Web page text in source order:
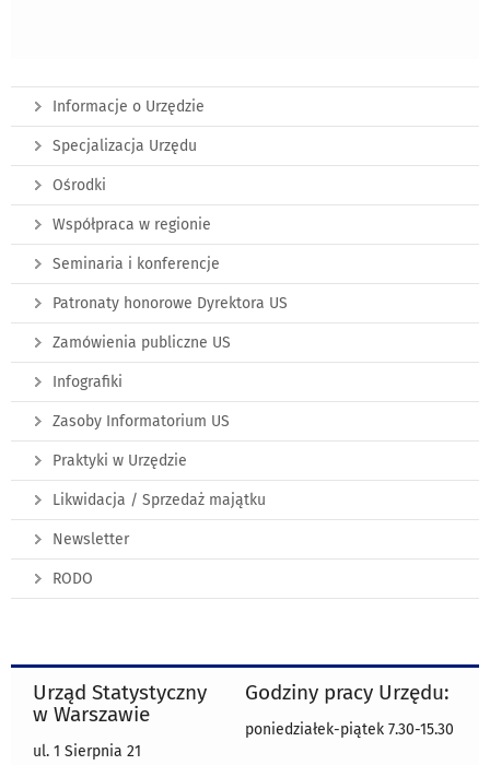
Informacje o Urzędzie
Specjalizacja Urzędu
Ośrodki
Współpraca w regionie
Seminaria i konferencje
Patronaty honorowe Dyrektora US
Zamówienia publiczne US
Infografiki
Zasoby Informatorium US
Praktyki w Urzędzie
Likwidacja / Sprzedaż majątku
Newsletter
RODO
Urząd Statystyczny
w Warszawie
ul. 1 Sierpnia 21
Godziny pracy Urzędu:
poniedziałek-piątek 7.30-15.30